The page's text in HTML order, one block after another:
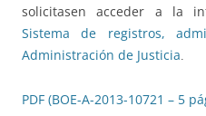
solicitasen acceder a la
Sistema de registros,
Administración de Justicia.
PDF (BOE-A-2013-10721 – 5